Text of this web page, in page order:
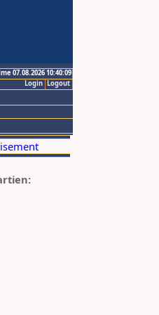
07.08.2026 10:40:09
Logout
Login